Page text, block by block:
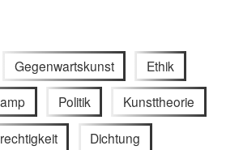
Gegenwartskunst Ethik
Politik Kunsttheorie
Dichtung